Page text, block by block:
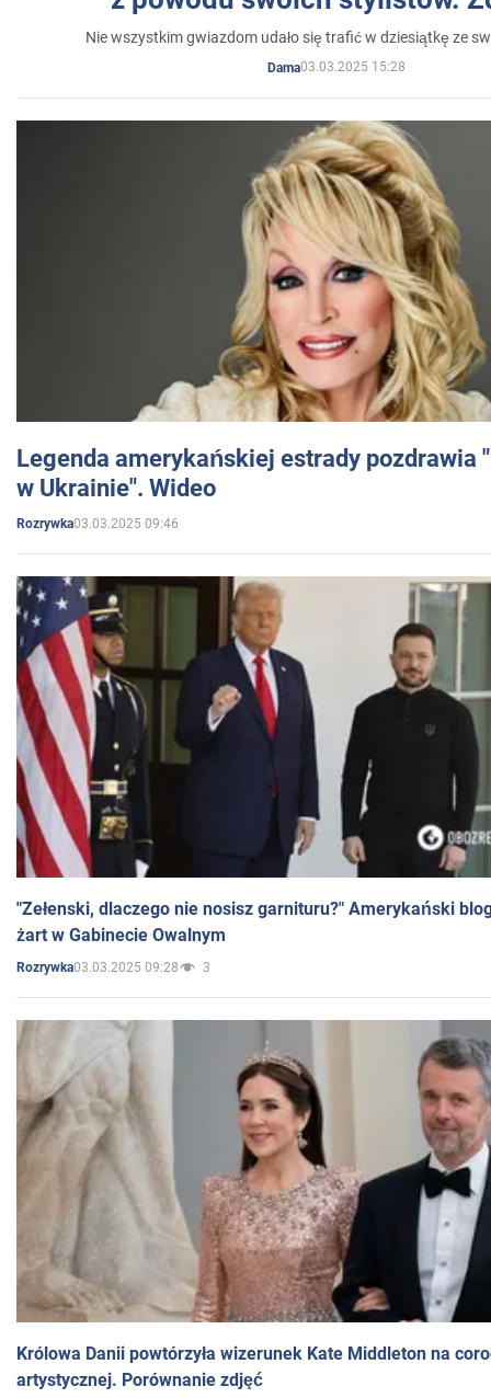
Nie wszystkim gwiazdom udało się trafić w dziesiątkę ze
Dama03.03.2025 15:28
Legenda amerykańskiej estrady pozdrawia
w Ukrainie". Wideo
Rozrywka03.03.2025 09:46
"Zełenski, dlaczego nie nosisz garnituru?" Amerykański
żart w Gabinecie Owalnym
Rozrywka03.03.2025 09:28 3
Królowa Danii powtórzyła wizerunek Kate Middleton na
artystycznej. Porównanie zdjęć